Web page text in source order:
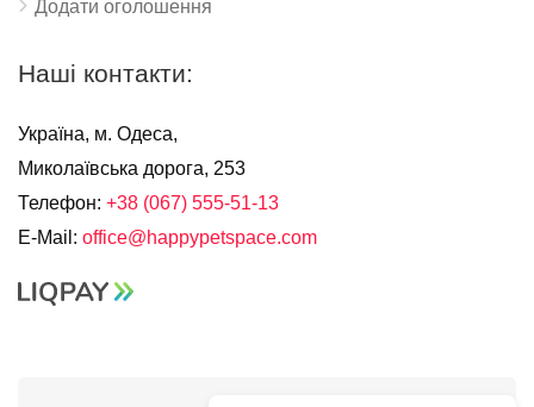
Додати оголошення
Наші контакти:
Україна, м. Одеса,
Миколаївська дорога, 253
Телефон: +38 (067) 555-51-13
E-Mail: office@happypetspace.com